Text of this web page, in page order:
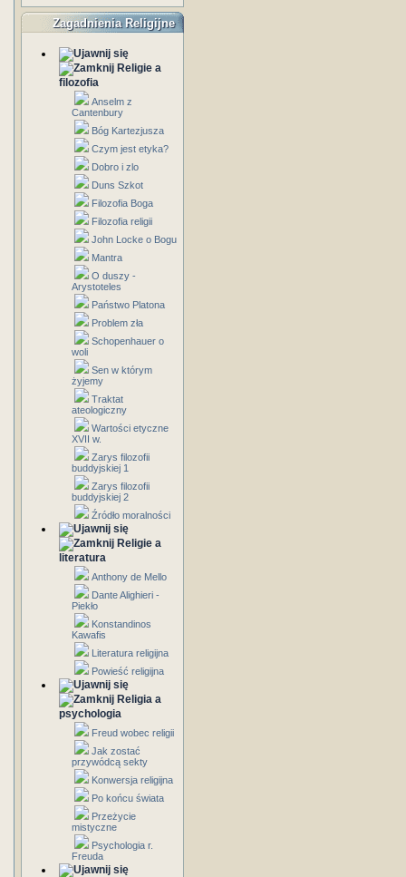
Zagadnienia Religijne
Religie a
filozofia
Anselm z
Cantenbury
Bóg Kartezjusza
Czym jest etyka?
Dobro i zlo
Duns Szkot
Filozofia Boga
Filozofia religii
John Locke o Bogu
Mantra
O duszy -
Arystoteles
Państwo Platona
Problem zła
Schopenhauer o
woli
Sen w którym
żyjemy
Traktat
ateologiczny
Wartości etyczne
XVII w.
Zarys filozofii
buddyjskiej 1
Zarys filozofii
buddyjskiej 2
Źródło moralności
Religie a
literatura
Anthony de Mello
Dante Alighieri -
Piekło
Konstandinos
Kawafis
Literatura religijna
Powieść religijna
Religia a
psychologia
Freud wobec religii
Jak zostać
przywódcą sekty
Konwersja religijna
Po końcu świata
Przeżycie
mistyczne
Psychologia r.
Freuda